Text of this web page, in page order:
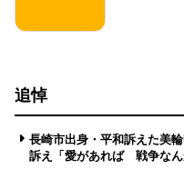
追悼
長崎市出身・平和訴えた美
訴え「愛があれば 戦争なん